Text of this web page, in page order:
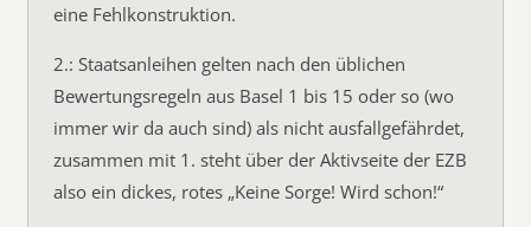
eine Fehlkonstruktion.
2.: Staatsanleihen gelten nach den üblichen
Bewertungsregeln aus Basel 1 bis 15 oder so (wo
immer wir da auch sind) als nicht ausfallgefährdet,
zusammen mit 1. steht über der Aktivseite der EZB
also ein dickes, rotes „Keine Sorge! Wird schon!“